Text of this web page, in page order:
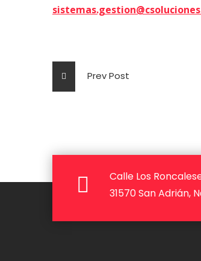
Prev Post
Calle Los
31570 San Adrián,